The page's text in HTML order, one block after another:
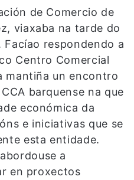
de Comercio de
viaxaba na tarde do
Facíao respondendo a
Centro Comercial
mantiña un encontro
barquense na que
económica da
e iniciativas que se
esta entidade.
a
en proxectos